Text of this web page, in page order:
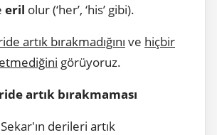
eril olur (‘her’, ‘his’ gibi).
artık bırakmadığını ve hiçbir
görüyoruz.
artık bırakmaması
derileri artık